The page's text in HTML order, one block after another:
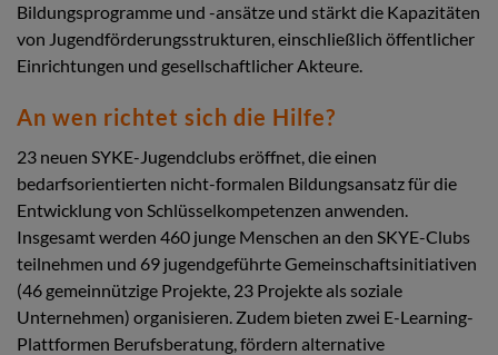
Bildungsprogramme und -ansätze und stärkt die Kapazitäten
von Jugendförderungsstrukturen, einschließlich öffentlicher
Einrichtungen und gesellschaftlicher Akteure.
An wen richtet sich die Hilfe?
23 neuen SYKE-Jugendclubs eröffnet, die einen
bedarfsorientierten nicht-formalen Bildungsansatz für die
Entwicklung von Schlüsselkompetenzen anwenden.
Insgesamt werden 460 junge Menschen an den SKYE-Clubs
teilnehmen und 69 jugendgeführte Gemeinschaftsinitiativen
(46 gemeinnützige Projekte, 23 Projekte als soziale
Unternehmen) organisieren. Zudem bieten zwei E-Learning-
Plattformen Berufsberatung, fördern alternative